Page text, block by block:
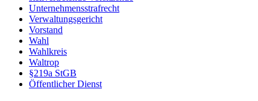
Unternehmensstrafrecht
Verwaltungsgericht
Vorstand
Wahl
Wahlkreis
Waltrop
§219a StGB
Öffentlicher Dienst